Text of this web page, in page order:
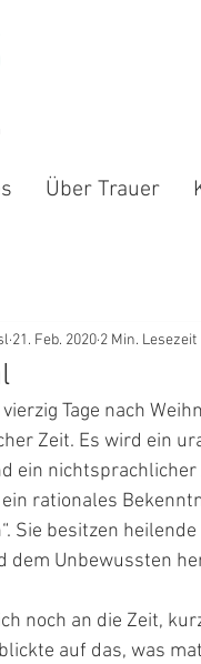
Über Trauer
21. Feb. 2020 2 Min. Lesezeit
Tage nach
Zeit. Es wird ein
ein
rationales
Sie besitzen
dem Unbewussten
noch an die Zeit,
auf das, was